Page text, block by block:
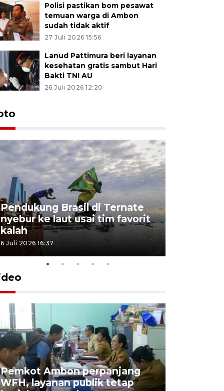
Polisi pastikan bom pesawat
temuan warga di Ambon
sudah tidak aktif
27 Juli 2026 15:56
Lanud Pattimura beri layanan
kesehatan gratis sambut Hari
Bakti TNI AU
26 Juli 2026 12:20
Pendukung Brasil di Ternate
nyebur ke laut usai tim favorit
kalah
6 Juli 2026 16:37
Pemkot Ambon perpanjang
WFH, layanan publik tetap